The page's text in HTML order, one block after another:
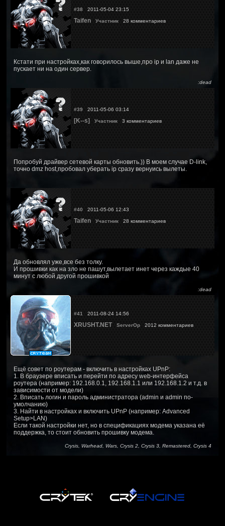
#38 2011-05-04 23:15
Taifen Участник 28 комментариев
Кстати при настройках,как говорилось выше,про ip и lan даже не
пускает ни на один сервер.
:dead
#39 2011-05-06 03:14
[K--s] Участник 3 комментариев
Попробуй драйвер сетевой карты обновить.)) В моем случае D-link,
точно dmz host,пробовал уберать ip сразу вернуись вылеты.
#40 2011-05-06 12:43
Taifen Участник 28 комментариев
Да обновлял уже,все без толку.
И прошивки как на зло не пашут,вылетает инет через каждые 40
минут с любой другой прошивкой
:dead
#41 2011-08-24 14:56
XRUSHT.NET ServerOp 2012 комментариев
Ещё совет по роутерам - включить в настройках UPnP:
1. В браузере вписать и перейти по адресу web-интерфейса
роутера (например: 192.168.0.1, 192.168.1.1 или 192.168.1.2 и т.д. в
зависимости от модели)
2. Вписать логин и пароль администратора (admin и admin по-
умолчанию)
3. Найти в настройках и включить UPnP (например: Advanced
Setup>LAN)
Если такой настройки нет, но в спецификациях модема указана её
поддержка, то стоит обновить прошивку модема.
Crysis, Warhead, Wars, Crysis 2, Crysis 3, Remastered, Crysis 4